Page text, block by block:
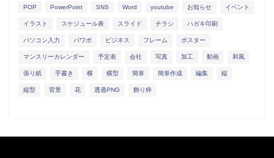
POP PowerPoint SNS Word youtube お知らせ イベント
イラスト スケジュール表 スライド チラシ ハガキ印刷
パソコン入力 パワポ ビジネス フレーム ポスター
マンスリーカレンダー 予定表 会社 写真 加工 動画 和風
張り紙 手書き 横 横型 簡単 簡単作成 編集 縦
縦型 背景 花 透過PNG 飾り枠